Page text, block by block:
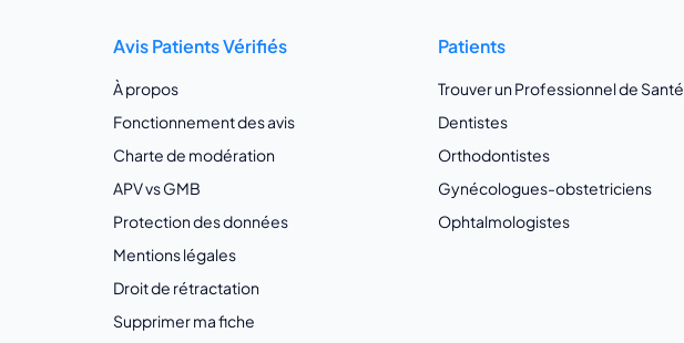
Avis Patients Vérifiés
À propos
Fonctionnement des avis
Charte de modération
APV vs GMB
Protection des données
Mentions légales
Droit de rétractation
Supprimer ma fiche
Patients
Trouver un Professionnel de Santé
Dentistes
Orthodontistes
Gynécologues-obstetriciens
Ophtalmologistes